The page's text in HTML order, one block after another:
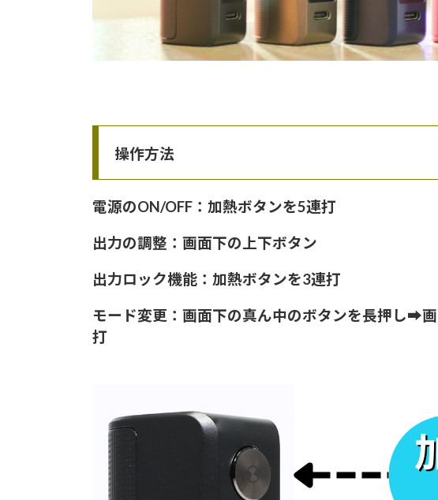
操作方法
電源のON/OFF：加熱ボタンを5連打
出力の調整：画面下の上下ボタン
出力ロック機能：加熱ボタンを3連打
モード変更：画面下の真ん中のボタンを長押し➡
打